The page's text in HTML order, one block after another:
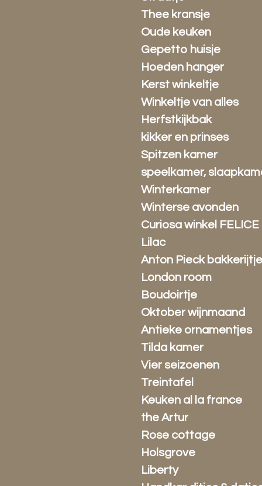
Thee kransje
Oude keuken
Gepetto huisje
Hoeden hanger
Kerst winkeltje
Winkeltje van alles
Herfstkijkbak
kikker en prinses
Spitzen kamer
speelkamer,
Winterkamer
Winterse avonden
Curiosa winkel FELICE
Lilac
Anton Pieck
London room
Boudoirtje
Oktober wijnmaand
Antieke ornamentjes
Tilda kamer
Vier seizoenen
Treintafel
Keuken al la france
the Artur
Rose cottage
Holsgrove
Liberty